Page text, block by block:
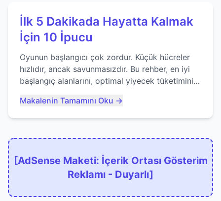
İlk 5 Dakikada Hayatta Kalmak
İçin 10 İpucu
Oyunun başlangıcı çok zordur. Küçük hücreler
hızlıdır, ancak savunmasızdır. Bu rehber, en iyi
başlangıç alanlarını, optimal yiyecek tüketimini
kaçınacağınızı anlatıyor...
Makalenin Tamamını Oku →
[AdSense Maketi: İçerik Ortası Gösterim
Reklamı - Duyarlı]